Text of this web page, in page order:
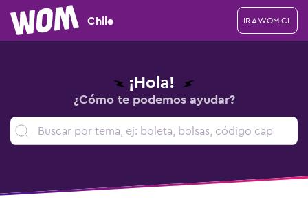
Chile IR A WOM.CL
¡Hola!
¿Cómo te podemos ayudar?